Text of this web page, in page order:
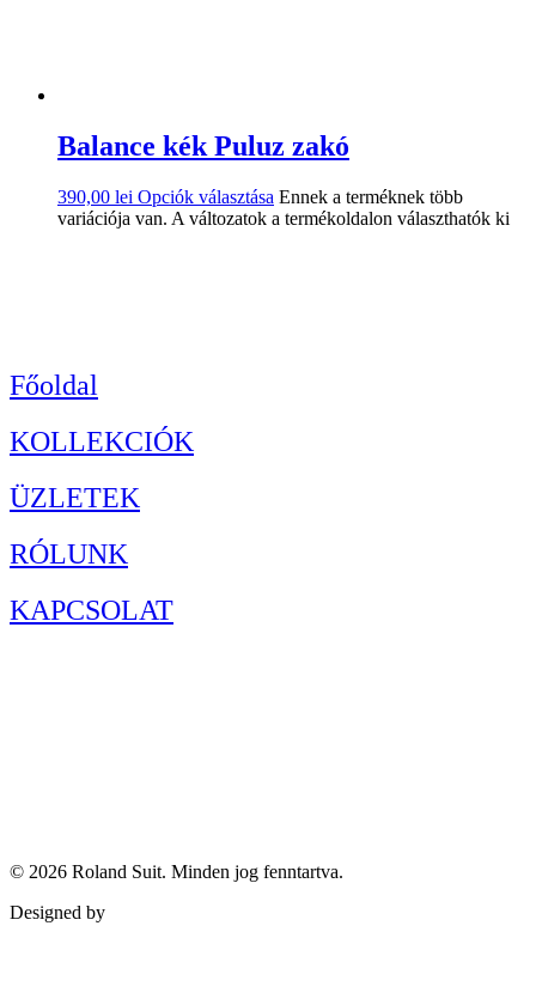
Balance kék Puluz zakó
390,00 lei Opciók választása Ennek a terméknek több
variációja van. A változatok a termékoldalon választhatók ki
Főoldal
KOLLEKCIÓK
ÜZLETEK
RÓLUNK
KAPCSOLAT
© 2026 Roland Suit. Minden jog fenntartva.
Designed by